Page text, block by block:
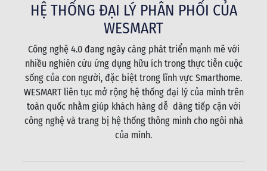
HỆ THỐNG ĐẠI LÝ PHÂN PHỐI CỦA
WESMART
Công nghệ 4.0 đang ngày càng phát triển mạnh mẽ với
nhiều nghiên cứu ứng dụng hữu ích trong thực tiễn cuộc
sống của con người, đặc biệt trong lĩnh vực Smarthome.
WESMART liên tục mở rộng hệ thống đại lý của mình trên
toàn quốc nhằm giúp khách hàng dễ dàng tiếp cận với
công nghệ và trang bị hệ thống thông minh cho ngôi nhà
của mình.